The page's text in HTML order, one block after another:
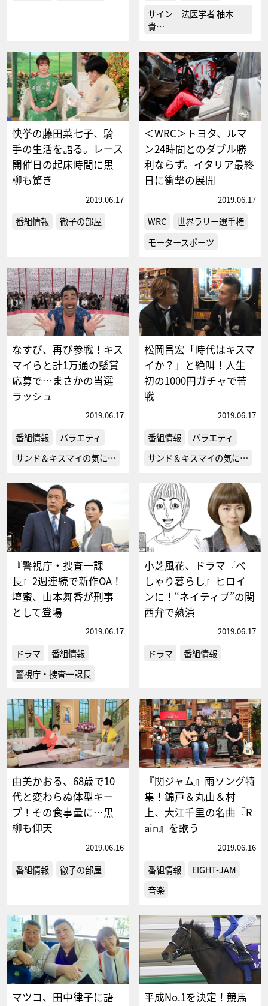
サイン―法医学者 柚木
貴…
快挙の藤田菜七子、騎
手の生活を語る。レース
開催日の起床時間に黒
柳も驚き
2019.06.17
番組情報 徹子の部屋
＜WRC＞トヨタ、ルマ
ン24時間とのダブル勝
利ならず。イタリア最終
日に衝撃の展開
2019.06.17
WRC
世界ラリー選手権
モータースポーツ
なすび、再び参戦！キス
マイらと計1万通の懸賞
応募で…まさかの当選
ラッシュ
2019.06.17
番組情報
バラエティ
サンド＆キスマイの気に…
松岡昌宏「時代はキスマ
イか？」と絶叫！人生
初の1000円ガチャで苦
戦
2019.06.17
番組情報
バラエティ
サンド＆キスマイの気に…
『警視庁・捜査一課
長』2週連続で新作OA！
壇蜜、山本舞香が刑事
として登場
2019.06.17
ドラマ
番組情報
警視庁・捜査一課長
小芝風花、ドラマ『べ
しゃり暮らし』ヒロイ
ンに！“ネイティブ”の関
西弁で熱演
2019.06.17
ドラマ 番組情報
由美かおる、68歳で10
代と変わらぬ体型キー
プ！その食事量に…黒
柳も仰天
2019.06.16
番組情報 徹子の部屋
『関ジャム』雨ソング特
集！錦戸＆丸山＆村
上、大江千里の名曲『R
ain』を歌う
2019.06.16
番組情報
EIGHT-JAM
音楽
マツコ、田中律子に語
平成No.1を決定！競馬